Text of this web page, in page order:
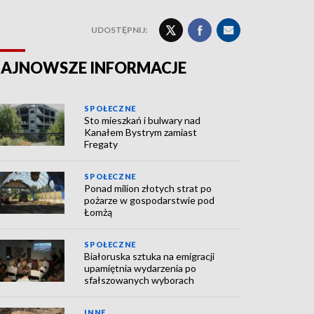
UDOSTĘPNIJ:
INFORMACJE
SPOŁECZNE
Sto mieszkań i bulwary nad
Kanałem Bystrym zamiast
Fregaty
SPOŁECZNE
Ponad milion złotych strat po
pożarze w gospodarstwie pod
Łomżą
SPOŁECZNE
Białoruska sztuka na emigracji
upamiętnia wydarzenia po
sfałszowanych wyborach